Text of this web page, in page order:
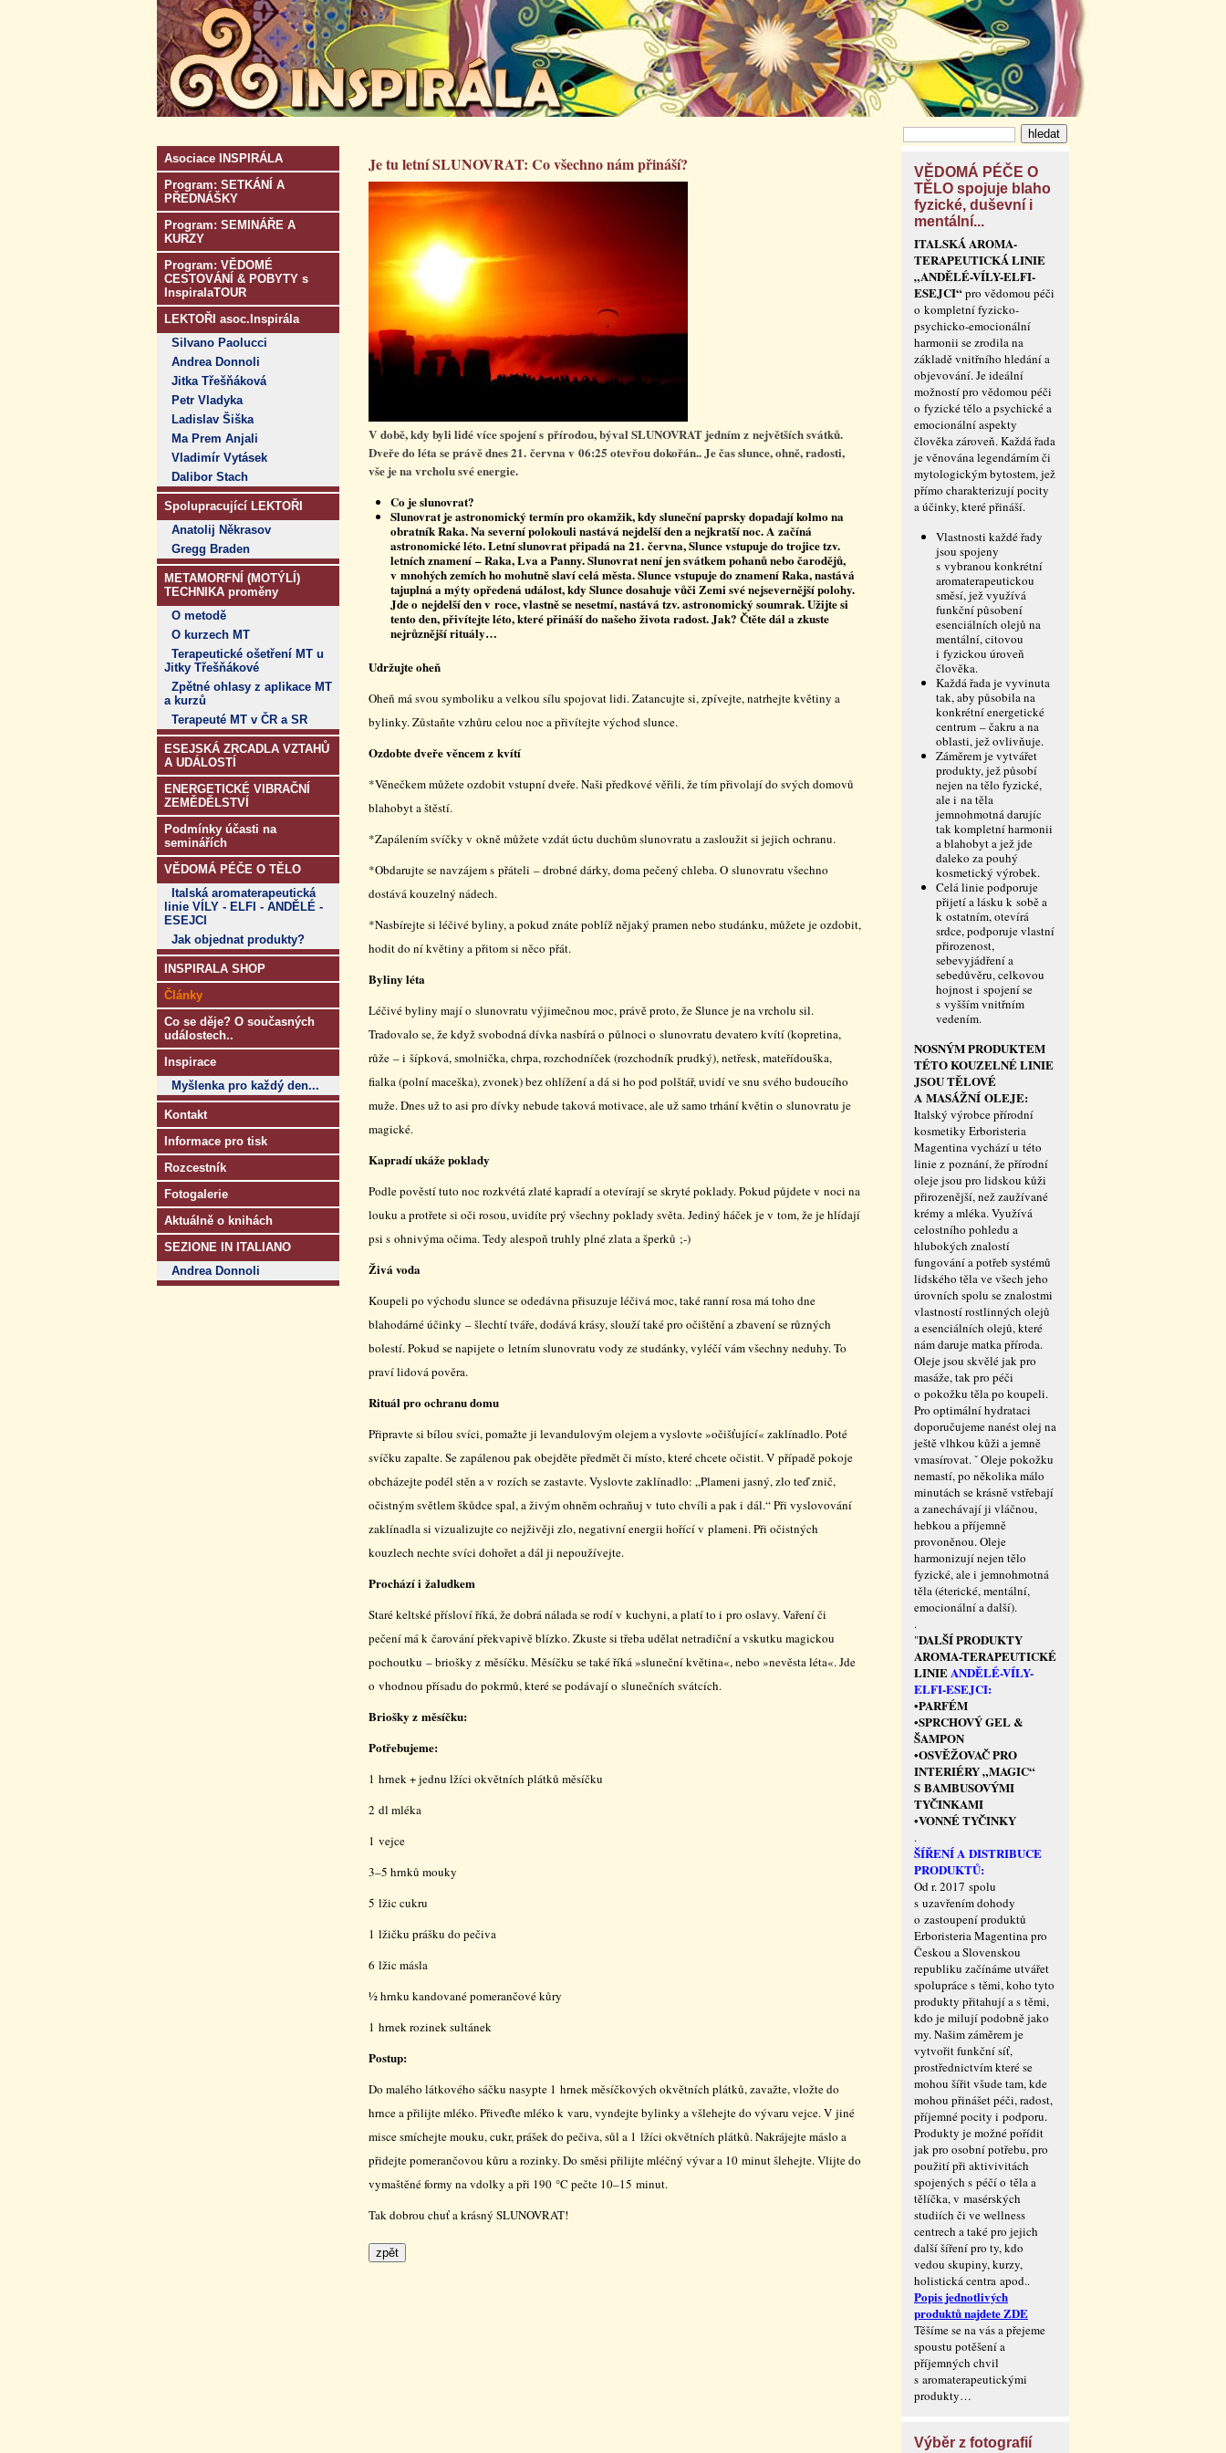
Asociace INSPIRÁLA
Program: SETKÁNÍ A
PŘEDNÁŠKY
Program: SEMINÁŘE A
KURZY
Program: VĚDOMÉ
CESTOVÁNÍ & POBYTY s
InspiralaTOUR
LEKTOŘI asoc.Inspirála
Silvano Paolucci
Andrea Donnoli
Jitka Třešňáková
Petr Vladyka
Ladislav Šiška
Ma Prem Anjali
Vladimír Vytásek
Dalibor Stach
Spolupracující LEKTOŘI
Anatolij Někrasov
Gregg Braden
METAMORFNÍ (MOTÝLÍ)
TECHNIKA proměny
O metodě
O kurzech MT
Terapeutické ošetření MT u
Jitky Třešňákové
Zpětné ohlasy z aplikace MT
a kurzů
Terapeuté MT v ČR a SR
ESEJSKÁ ZRCADLA VZTAHŮ
A UDÁLOSTÍ
ENERGETICKÉ VIBRAČNÍ
ZEMĚDĚLSTVÍ
Podmínky účasti na
seminářích
VĚDOMÁ PÉČE O TĚLO
Italská aromaterapeutická
linie VÍLY - ELFI - ANDĚLÉ -
ESEJCI
Jak objednat produkty?
INSPIRALA SHOP
Články
Co se děje? O současných
událostech..
Inspirace
Myšlenka pro každý den...
Kontakt
Informace pro tisk
Rozcestník
Fotogalerie
Aktuálně o knihách
SEZIONE IN ITALIANO
Andrea Donnoli
Je tu letní SLUNOVRAT: Co všechno nám přináší?
V době, kdy byli lidé více spojení s přírodou, býval SLUNOVRAT jedním z největších svátků.
Dveře do léta se právě dnes 21. června v 06:25 otevřou dokořán.. Je čas slunce, ohně, radosti,
vše je na vrcholu své energie.
Co je slunovrat?
Slunovrat je astronomický termín pro okamžik, kdy sluneční paprsky dopadají kolmo na
obratník Raka. Na severní polokouli nastává nejdelší den a nejkratší noc. A začíná
astronomické léto. Letní slunovrat připadá na 21. června, Slunce vstupuje do trojice tzv.
letních znamení – Raka, Lva a Panny. Slunovrat není jen svátkem pohanů nebo čarodějů,
v mnohých zemích ho mohutně slaví celá města. Slunce vstupuje do znamení Raka, nastává
tajuplná a mýty opředená událost, kdy Slunce dosahuje vůči Zemi své nejsevernější polohy.
Jde o nejdelší den v roce, vlastně se nesetmí, nastává tzv. astronomický soumrak. Užijte si
tento den, přivítejte léto, které přináší do našeho života radost. Jak? Čtěte dál a zkuste
nejrůznější rituály…
Udržujte oheň
Oheň má svou symboliku a velkou sílu spojovat lidi. Zatancujte si, zpívejte, natrhejte květiny a
bylinky. Zůstaňte vzhůru celou noc a přivítejte východ slunce.
Ozdobte dveře věncem z kvítí
*Věnečkem můžete ozdobit vstupní dveře. Naši předkové věřili, že tím přivolají do svých domovů
blahobyt a štěstí.
*Zapálením svíčky v okně můžete vzdát úctu duchům slunovratu a zasloužit si jejich ochranu.
*Obdarujte se navzájem s přáteli – drobné dárky, doma pečený chleba. O slunovratu všechno
dostává kouzelný nádech.
*Nasbírejte si léčivé byliny, a pokud znáte poblíž nějaký pramen nebo studánku, můžete je ozdobit,
hodit do ní květiny a přitom si něco přát.
Byliny léta
Léčivé byliny mají o slunovratu výjimečnou moc, právě proto, že Slunce je na vrcholu sil.
Tradovalo se, že když svobodná dívka nasbírá o půlnoci o slunovratu devatero kvítí (kopretina,
růže – i šípková, smolnička, chrpa, rozchodníček (rozchodník prudký), netřesk, mateřídouška,
fialka (polní maceška), zvonek) bez ohlížení a dá si ho pod polštář, uvidí ve snu svého budoucího
muže. Dnes už to asi pro dívky nebude taková motivace, ale už samo trhání květin o slunovratu je
magické.
Kapradí ukáže poklady
Podle pověstí tuto noc rozkvétá zlaté kapradí a otevírají se skryté poklady. Pokud půjdete v noci na
louku a protřete si oči rosou, uvidíte prý všechny poklady světa. Jediný háček je v tom, že je hlídají
psi s ohnivýma očima. Tedy alespoň truhly plné zlata a šperků ;-)
Živá voda
Koupeli po východu slunce se odedávna přisuzuje léčivá moc, také ranní rosa má toho dne
blahodárné účinky – šlechtí tváře, dodává krásy, slouží také pro očištění a zbavení se různých
bolestí. Pokud se napijete o letním slunovratu vody ze studánky, vyléčí vám všechny neduhy. To
praví lidová pověra.
Rituál pro ochranu domu
Připravte si bílou svíci, pomažte ji levandulovým olejem a vyslovte »očišťující« zaklínadlo. Poté
svíčku zapalte. Se zapálenou pak obejděte předmět či místo, které chcete očistit. V případě pokoje
obcházejte podél stěn a v rozích se zastavte. Vyslovte zaklínadlo: „Plameni jasný, zlo teď znič,
očistným světlem škůdce spal, a živým ohněm ochraňuj v tuto chvíli a pak i dál.“ Při vyslovování
zaklínadla si vizualizujte co nejživěji zlo, negativní energii hořící v plameni. Při očistných
kouzlech nechte svíci dohořet a dál ji nepoužívejte.
Prochází i žaludkem
Staré keltské přísloví říká, že dobrá nálada se rodí v kuchyni, a platí to i pro oslavy. Vaření či
pečení má k čarování překvapivě blízko. Zkuste si třeba udělat netradiční a vskutku magickou
pochoutku – briošky z měsíčku. Měsíčku se také říká »sluneční květina«, nebo »nevěsta léta«. Jde
o vhodnou přísadu do pokrmů, které se podávají o slunečních svátcích.
Briošky z měsíčku:
Potřebujeme:
1 hrnek + jednu lžíci okvětních plátků měsíčku
2 dl mléka
1 vejce
3–5 hrnků mouky
5 lžic cukru
1 lžičku prášku do pečiva
6 lžic másla
½ hrnku kandované pomerančové kůry
1 hrnek rozinek sultánek
Postup:
Do malého látkového sáčku nasypte 1 hrnek měsíčkových okvětních plátků, zavažte, vložte do
hrnce a přilijte mléko. Přiveďte mléko k varu, vyndejte bylinky a všlehejte do vývaru vejce. V jiné
misce smíchejte mouku, cukr, prášek do pečiva, sůl a 1 lžíci okvětních plátků. Nakrájejte máslo a
přidejte pomerančovou kůru a rozinky. Do směsi přilijte mléčný vývar a 10 minut šlehejte. Vlijte do
vymaštěné formy na vdolky a při 190 °C pečte 10–15 minut.
Tak dobrou chuť a krásný SLUNOVRAT!
VĚDOMÁ PÉČE O
TĚLO spojuje blaho
fyzické, duševní i
mentální...
ITALSKÁ AROMA-
TERAPEUTICKÁ LINIE
„ANDĚLÉ-VÍLY-ELFI-
ESEJCI“pro vědomou péči
o kompletní fyzicko-
psychicko-emocionální
harmonii se zrodila na
základě vnitřního hledání a
objevování. Je ideální
možností pro vědomou péči
o fyzické tělo a psychické a
emocionální aspekty
člověka zároveň. Každá řada
je věnována legendárním či
mytologickým bytostem, jež
přímo charakterizují pocity
a účinky, které přináší.
Vlastnosti každé řady
jsou spojeny
s vybranou konkrétní
aromaterapeutickou
směsí, jež využívá
funkční působení
esenciálních olejů na
mentální, citovou
i fyzickou úroveň
člověka.
Každá řada je vyvinuta
tak, aby působila na
konkrétní energetické
centrum – čakru a na
oblasti, jež ovlivňuje.
Záměrem je vytvářet
produkty, jež působí
nejen na tělo fyzické,
ale i na těla
jemnohmotná darujíc
tak kompletní harmonii
a blahobyt a jež jde
daleko za pouhý
kosmetický výrobek.
Celá linie podporuje
přijetí a lásku k sobě a
k ostatním, otevírá
srdce, podporuje vlastní
přirozenost,
sebevyjádření a
sebedůvěru, celkovou
hojnost i spojení se
s vyšším vnitřním
vedením.
NOSNÝM PRODUKTEM
TÉTO KOUZELNÉ LINIE
JSOU TĚLOVÉ
A MASÁŽNÍ OLEJE:
Italský výrobce přírodní
kosmetiky Erboristeria
Magentina vychází u této
linie z poznání, že přírodní
oleje jsou pro lidskou kůži
přirozenější, než zaužívané
krémy a mléka. Využívá
celostního pohledu a
hlubokých znalostí
fungování a potřeb systémů
lidského těla ve všech jeho
úrovních spolu se znalostmi
vlastností rostlinných olejů
a esenciálních olejů, které
nám daruje matka příroda.
Oleje jsou skvělé jak pro
masáže, tak pro péči
o pokožku těla po koupeli.
Pro optimální hydrataci
doporučujeme nanést olej na
ještě vlhkou kůži a jemně
vmasírovat. ˇ Oleje pokožku
nemastí, po několika málo
minutách se krásně vstřebají
a zanechávají ji vláčnou,
hebkou a příjemně
provoněnou. Oleje
harmonizují nejen tělo
fyzické, ale i jemnohmotná
těla (éterické, mentální,
emocionální a další).
.
"DALŠÍ PRODUKTY
AROMA-TERAPEUTICKÉ
LINIEANDĚLÉ-VÍLY-
ELFI-ESEJCI:
•PARFÉM
•SPRCHOVÝ GEL &
ŠAMPON
•OSVĚŽOVAČ PRO
INTERIÉRY „MAGIC“
S BAMBUSOVÝMI
TYČINKAMI
•VONNÉ TYČINKY
.
ŠÍŘENÍ A DISTRIBUCE
PRODUKTŮ:
Od r. 2017 spolu
s uzavřením dohody
o zastoupení produktů
Erboristeria Magentina pro
Českou a Slovenskou
republiku začínáme utvářet
spolupráce s těmi, koho tyto
produkty přitahují a s těmi,
kdo je milují podobně jako
my. Našim záměrem je
vytvořit funkční síť,
prostřednictvím které se
mohou šířit všude tam, kde
mohou přinášet péči, radost,
příjemné pocity i podporu.
Produkty je možné pořídit
jak pro osobní potřebu, pro
použití při aktivivitách
spojených s péčí o těla a
tělíčka, v masérských
studiích či ve wellness
centrech a také pro jejich
další šíření pro ty, kdo
vedou skupiny, kurzy,
holistická centra apod..
Popis jednotlivých
produktů najdete ZDE
Těšíme se na vás a přejeme
spoustu potěšení a
příjemných chvil
s aromaterape­utickými
produkty…
Výběr z fotografií